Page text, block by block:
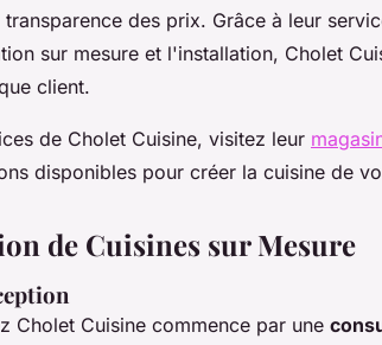
des prix. Grâce à leur
sur mesure et l'installation, Cholet
client.
de Cholet Cuisine, visitez leur
disponibles pour créer la cuisine de
de Cuisines sur Mesure
Cholet Cuisine commence par une